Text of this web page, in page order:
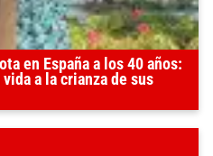
en España a los 40 años:
a la crianza de sus